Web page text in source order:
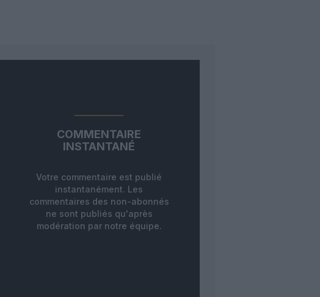
COMMENTAIRE
INSTANTANÉ
Votre commentaire est publié
instantanément. Les
commentaires des non-abonnés
ne sont publiés qu'après
modération par notre équipe.